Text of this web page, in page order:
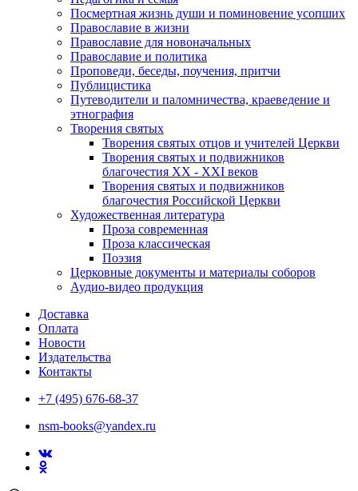
Посмертная жизнь души и поминовение усопших
Православие в жизни
Православие для новоначальных
Православие и политика
Проповеди, беседы, поучения, притчи
Публицистика
Путеводители и паломничества, краеведение и
этнография
Творения святых
Творения святых отцов и учителей Церкви
Творения святых и подвижников
благочестия ХХ - ХХI веков
Творения святых и подвижников
благочестия Российской Церкви
Художественная литература
Проза современная
Проза классическая
Поэзия
Церковные документы и материалы соборов
Аудио-видео продукция
Доставка
Оплата
Новости
Издательства
Контакты
+7 (495) 676-68-37
nsm-books@yandex.ru